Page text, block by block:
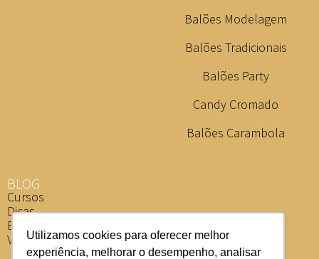
Utilizamos cookies para oferecer melhor
experiência, melhorar o desempenho, analisar
Balões Modelagem
Balões Tradicionais
Balões Party
Candy Cromado
Balões Carambola
BLOG
Cursos
Dicas
Eventos
Vídeos